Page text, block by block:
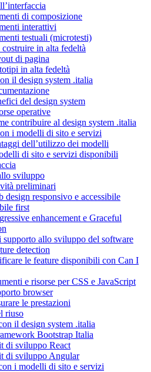
di composizione
interattivi
testuali (microtesti)
in alta fedeltà
di pagina
in alta fedeltà
il design system .italia
del design system
operative
contribuire al design system .italia
i modelli di sito e servizi
dell’utilizzo dei modelli
di sito e servizi disponibili
sviluppo
preliminari
design responsivo e accessibile
first
enhancement e Graceful
supporto allo sviluppo del software
detection
le feature disponibili con Can I
e risorse per CSS e JavaScript
browser
le prestazioni
riuso
il design system .italia
Bootstrap Italia
di sviluppo React
di sviluppo Angular
i modelli di sito e servizi